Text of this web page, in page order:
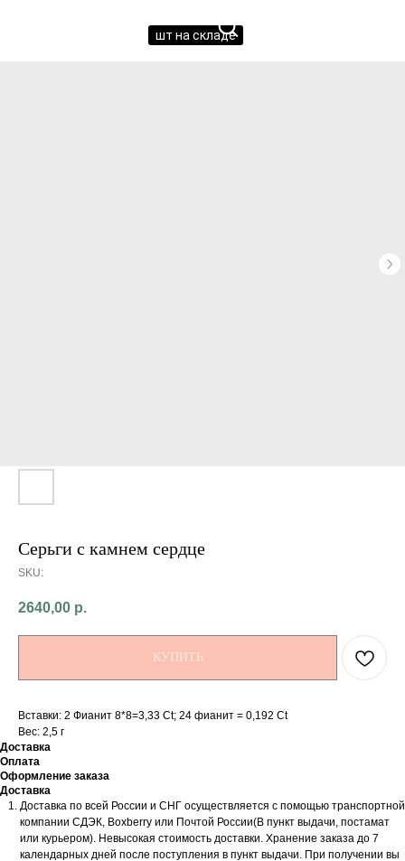
Серьги с камнем сердце
SKU:
2640,00 р.
КУПИТЬ
Вставки: 2 Фианит 8*8=3,33 Ct; 24 фианит = 0,192 Ct
Вес: 2,5 г
Доставка
Оплата
Оформление заказа
Доставка
Доставка по всей России и СНГ осуществляется с помощью транспортной
компании СДЭК, Boxberry или Почтой России(В пункт выдачи, постамат
или курьером). Невысокая стоимость доставки. Хранение заказа до 7
календарных дней после поступления в пункт выдачи. При получении вы